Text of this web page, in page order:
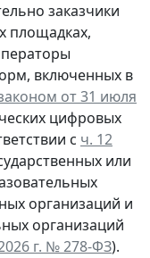
заказчики
площадках,
включенных в
от 31 июля
цифровых
с ч. 12
или
организаций и
организаций
г. № 278-ФЗ).